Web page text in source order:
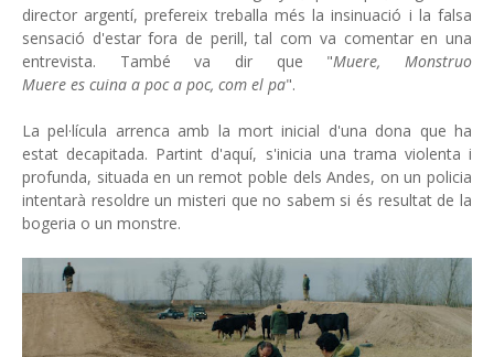
director argentí, prefereix treballa més la insinuació i la falsa
sensació d'estar fora de perill, tal com va comentar en una
entrevista. També va dir que "Muere, Monstruo
Muere es cuina a poc a poc, com el pa".
La pel·lícula arrenca amb la mort inicial d'una dona que ha
estat decapitada. Partint d'aquí, s'inicia una trama violenta i
profunda, situada en un remot poble dels Andes, on un policia
intentarà resoldre un misteri que no sabem si és resultat de la
bogeria o un monstre.